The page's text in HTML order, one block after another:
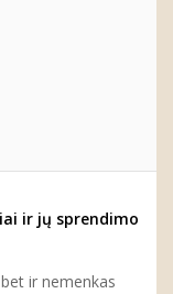
ir jų sprendimo
ir nemenkas